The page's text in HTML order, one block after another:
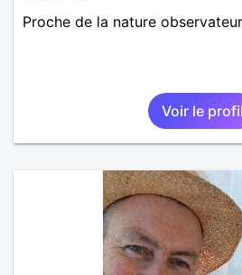
Proche de la nature
Voir le profil